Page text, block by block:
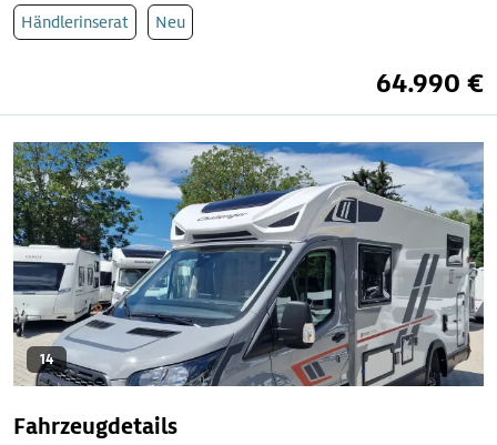
Händlerinserat Neu
64.990 €
14
Fahrzeugdetails